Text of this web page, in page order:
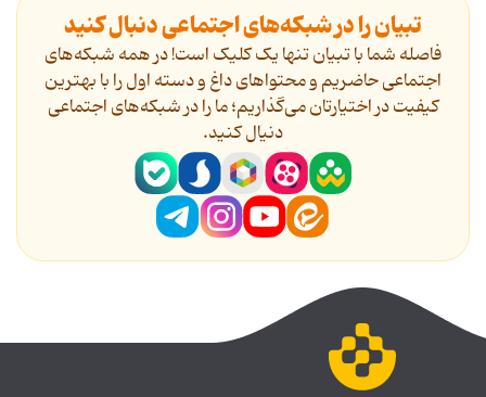
تبیان را در شبکه‌های اجتماعی دنبال کنید
فاصله شما با تبیان تنها یک کلیک است! در همه شبکه‌های
اجتماعی حاضریم و محتواهای داغ و دسته اول را با بهترین
کیفیت در اختیارتان می‌گذاریم؛ ما را در شبکه‌های اجتماعی
دنیال کنید.